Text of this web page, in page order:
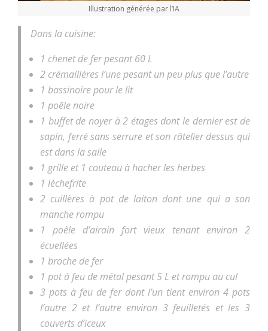
Illustration générée par l’IA
Dans la cuisine:
1 chenet de fer pesant 60 L
2 crémaillères l’une pesant un peu plus que l’autre
1 bassinoire pour le lit
1 poêle noire
1 buffet de noyer à 2 étages dont le dernier est de
sapin, ferré sans serrure et son râtelier dessus qui
est dans la salle
1 grille et 1 couteau à hacher les herbes
1 lèchefrite
2 cuillères à pot de laiton dont une qui a son
manche rompu
1 poêle d’airain fort vieux tenant environ 2
écuellées
1 broche de fer
1 pot à feu de métal pesant 5 L et rompu au cul
3 pots à feu de fer dont l’un tient environ 4 pots
l’autre 2 et l’autre environ 3 feuilletés et les 3
couverts d’iceux